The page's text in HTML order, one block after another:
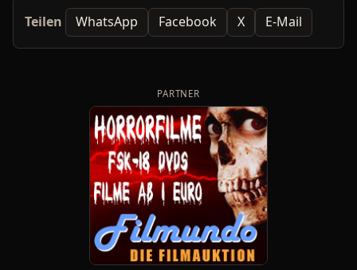
Teilen WhatsApp Facebook X E-Mail
PARTNER